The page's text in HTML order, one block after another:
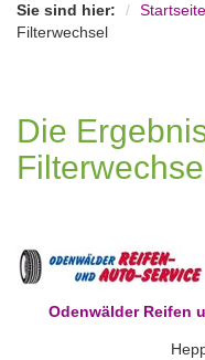
Sie sind hier: Startseite
Filterwechsel
Die
Odenwälder Reifen